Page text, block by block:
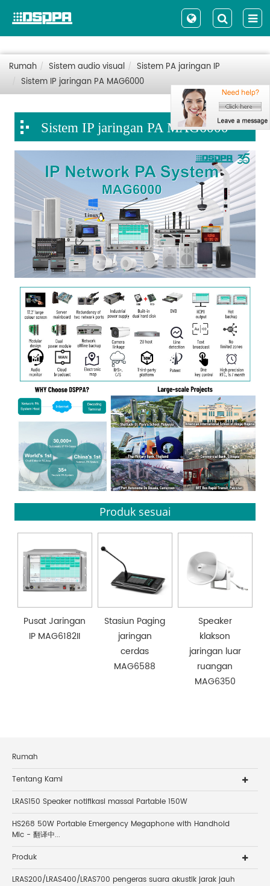
Rumah Sistem audio visual
Sistem PA jaringan IP
Sistem IP jaringan PA MAG6000
Sistem IP jaringan PA MAG6000
Produk sesuai
Pusat Jaringan
IP MAG6182II
Stasiun Paging
jaringan
cerdas
MAG6588
Speaker
klakson
jaringan luar
ruangan
MAG6350
Rumah
Tentang Kami
LRAS150 Speaker notifikasi massal Partable 150W
HS268 50W Portable Emergency Megaphone with Handhold
Mic - 翻译中...
Produk
LRAS200/LRAS400/LRAS700 pengeras suara akustik jarak jauh